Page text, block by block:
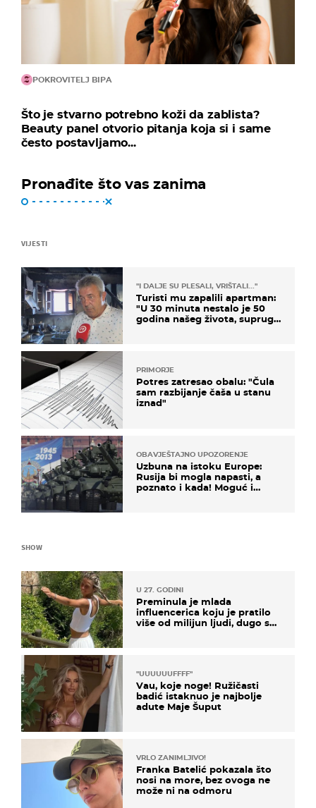
POKROVITELJ BIPA
Što je stvarno potrebno koži da zablista?
Beauty panel otvorio pitanja koja si i same
često postavljamo...
Pronađite što vas zanima
VIJESTI
"I DALJE SU PLESALI, VRIŠTALI..."
Turisti mu zapalili apartman:
"U 30 minuta nestalo je 50
godina našeg života, supruga
PRIMORJE
Potres zatresao obalu: "Čula
sam razbijanje čaša u stanu
iznad"
OBAVJEŠTAJNO UPOZORENJE
Uzbuna na istoku Europe:
Rusija bi mogla napasti, a
poznato i kada! Moguć i
SHOW
U 27. GODINI
Preminula je mlada
influencerica koju je pratilo
više od milijun ljudi, dugo se
"UUUUUUFFFF"
Vau, koje noge! Ružičasti
badić istaknuo je najbolje
adute Maje Šuput
VRLO ZANIMLJIVO!
Franka Batelić pokazala što
nosi na more, bez ovoga ne
može ni na odmoru